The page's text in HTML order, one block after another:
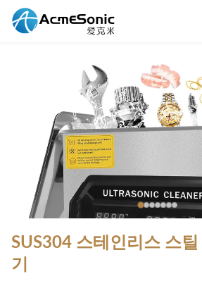
SUS304 스테인리스 스
기